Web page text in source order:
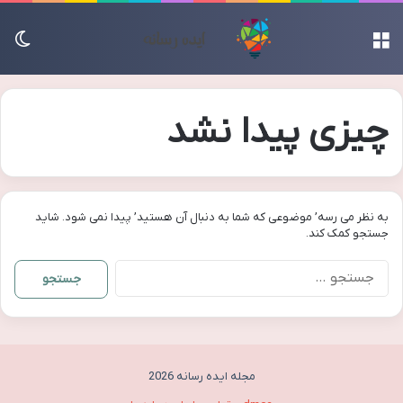
چیزی پیدا نشد
به نظر می رسه’ موضوعی که شما به دنبال آن هستید’ پیدا نمی شود. شاید
جستجو کمک کند.
جستجو
مجله ایده رسانه 2026